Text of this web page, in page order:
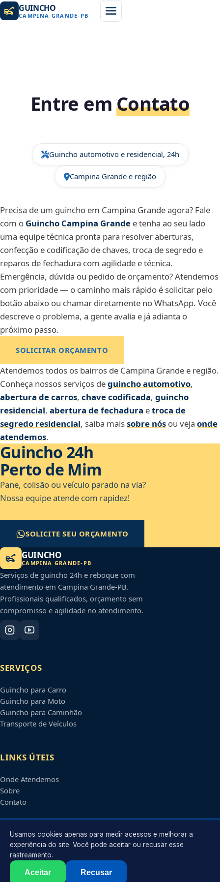
GUINCHO
CAMPINA GRANDE- PB
Entre emContato
Guincho automotivo e residencial, 24h
Campina Grande e região
Precisa de um guincho em Campina Grande agora? Fale
com o Guincho Campina Grande e tenha ao seu lado
uma equipe técnica pronta para resolver aberturas,
confecção e codificação de chaves, troca de segredo e
reparos de fechadura com agilidade e técnica.
Emergência, dúvida ou pedido de orçamento? Atendemos
com prioridade — o caminho mais rápido é solicitar pelo
botão abaixo ou chamar diretamente no WhatsApp. Você
descreve o problema, a gente avalia e já adianta o
próximo passo.
SOLICITAR ORÇAMENTO
Atendemos todos os bairros de Campina Grande e região.
Conheça nossos serviços deguincho automotivo,
abertura de carros, chave codificada, guincho
residencial, abertura de fechadura etroca de
segredo residencial, saiba maissobre nós ou veja onde
atendemos.
Guincho 24h
Perto de Mim
Pane, colisão ou veículo parado na via?
Nossa equipe atende com rapidez!
SOLICITE SEU ORÇAMENTO
GUINCHO
CAMPINA GRANDE- PB
Serviços de guincho 24h e reboque com
atendimento em Campina Grande-PB.
Profissionais qualificados, orçamento sem
compromisso e agilidade no atendimento.
SERVIÇOS
Guincho para Carro
Guincho para Moto
Guincho para Caminhão
Transporte de Veículos
LINKS ÚTEIS
Onde Atendemos
Sobre
Contato
CONTATO
Atendimento em
contato@guinchoscampinagrande.com.br
2026 Campina Grande . Todos os direitos reservados.
Usamos cookies apenas para medir acessos e melhorar a
experiência do site. Você pode aceitar ou recusar esse
rastreamento.
Aceitar Recusar